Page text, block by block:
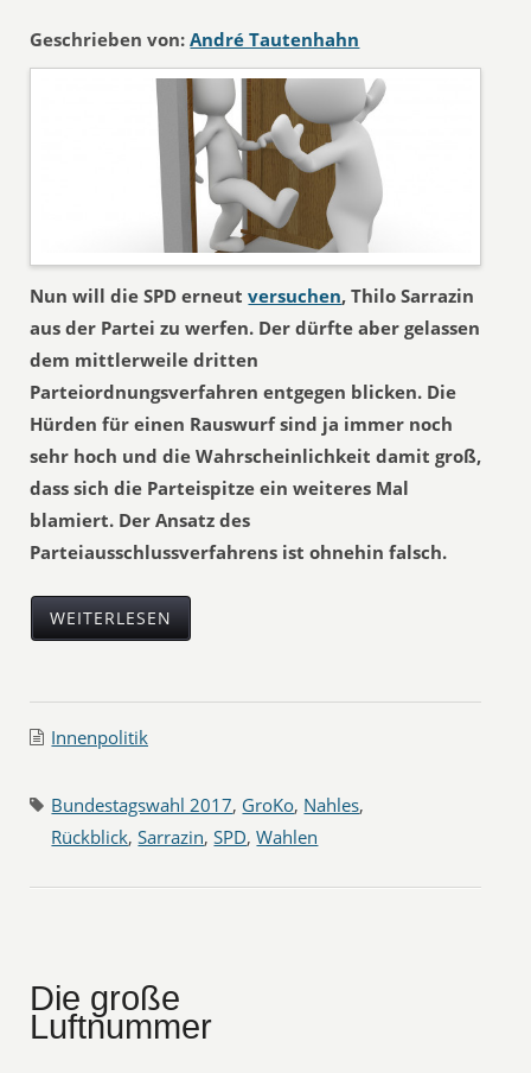
Geschrieben von: André Tautenhahn
Nun will die SPD erneutversuchen, Thilo Sarrazin
aus der Partei zu werfen. Der dürfte aber gelassen
dem mittlerweile dritten
Parteiordnungsverfahren entgegen blicken. Die
Hürden für einen Rauswurf sind ja immer noch
sehr hoch und die Wahrscheinlichkeit damit groß,
dass sich die Parteispitze ein weiteres Mal
blamiert. Der Ansatz des
Parteiausschlussverfahrens ist ohnehin falsch.
WEITERLESEN
Innenpolitik
Bundestagswahl 2017, GroKo, Nahles,
Rückblick,Sarrazin,SPD,Wahlen
Die große
Luftnummer